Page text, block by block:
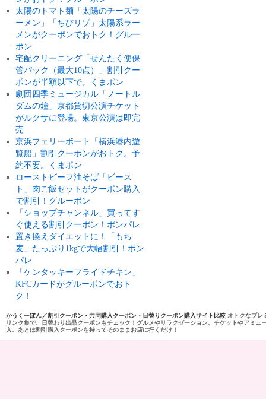
太陽のトマト麺「太陽のチーズラ
ーメン」「ちびリゾ」太陽系ラー
メンがクーポンでおトク！グルー
ポン
宅配クリーニング「せんたく便保
管パック（最大10点）」割引クー
ポンが半額以下で。くまポン
劇団四季ミュージカル「ノートル
ダムの鐘」京都貸切公演チケット
がルクサに登場。東京公演は即完
売
京浜フェリーボート「横浜港内遊
覧船」割引クーポンがおトク。予
約不要。くまポン
ローストビーフ油そば「ビース
ト」肉ご飯セットがクーポン購入
で割引！グルーポン
「ショップチャンネル」買ってす
ぐ使える割引クーポン！ポンパレ
置き換えダイエットに！「もち
麦」たっぷり1kgで大幅割引！ポン
パレ
「ケンタッキーフライドチキン」
KFCカードがグルーポンでおト
ク！
かうくーぽん／割引クーポン・共同購入クーポン・日替りクーポン購入サイト比較 オトクなプレ
リンク集で、日替わり出品クーポンもチェック！グルメやリラクゼーション、チケットやアミ
入、あとは割引購入クーポンを持ってそのままお店に行くだけ！